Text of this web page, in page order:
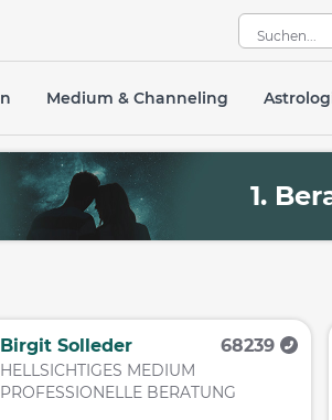
Medium & Channeling
1.
Birgit Solleder 68239
HELLSICHTIGES MEDIUM
PROFESSIONELLE BERATUNG